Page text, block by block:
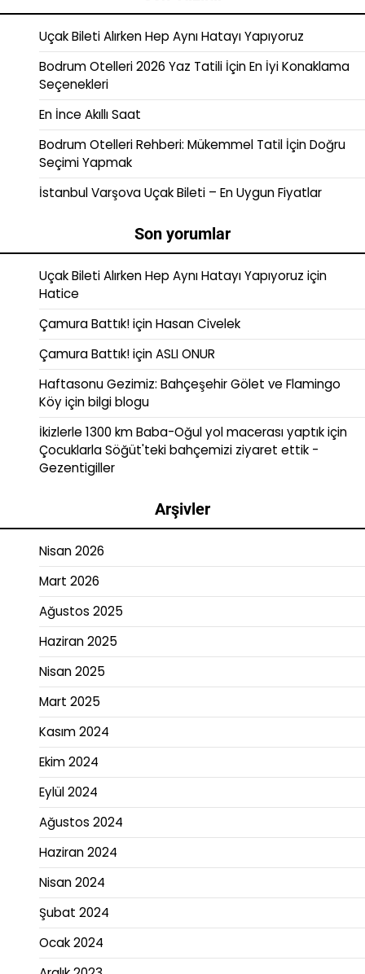
Uçak Bileti Alırken Hep Aynı Hatayı Yapıyoruz
Bodrum Otelleri 2026 Yaz Tatili İçin En İyi Konaklama
Seçenekleri
En İnce Akıllı Saat
Bodrum Otelleri Rehberi: Mükemmel Tatil İçin Doğru
Seçimi Yapmak
İstanbul Varşova Uçak Bileti – En Uygun Fiyatlar
Son yorumlar
Uçak Bileti Alırken Hep Aynı Hatayı Yapıyoruz için
Hatice
Çamura Battık!içinHasan Civelek
Çamura Battık!içinASLI ONUR
Haftasonu Gezimiz: Bahçeşehir Gölet ve Flamingo
Köyiçinbilgi blogu
İkizlerle 1300 km Baba-Oğul yol macerası yaptıkiçin
Çocuklarla Söğüt'teki bahçemizi ziyaret ettik -
Gezentigiller
Arşivler
Nisan 2026
Mart 2026
Ağustos 2025
Haziran 2025
Nisan 2025
Mart 2025
Kasım 2024
Ekim 2024
Eylül 2024
Ağustos 2024
Haziran 2024
Nisan 2024
Şubat 2024
Ocak 2024